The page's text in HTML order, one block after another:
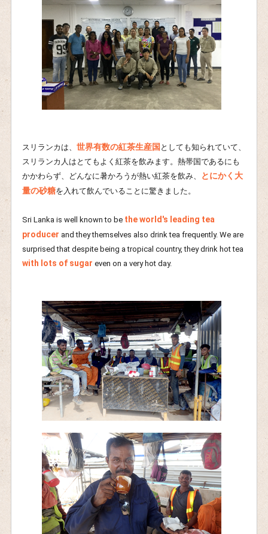
スリランカは、 世界有数の紅茶生産国 としても知られていて、
スリランカ人はとてもよく紅茶を飲みます。熱帯国であるにも
かかわらず、どんなに暑かろうが熱い紅茶を飲み、
とにかく大
量の砂糖を入れて飲んでいることに驚きました。
Sri Lanka is well known to be the world's leading tea
producer and they themselves also drink tea frequently. We are
surprised that despite being a tropical country, they drink hot tea
with lots of sugar even on a very hot day.